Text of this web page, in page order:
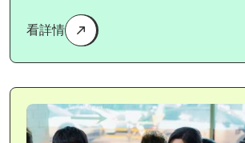
看詳情